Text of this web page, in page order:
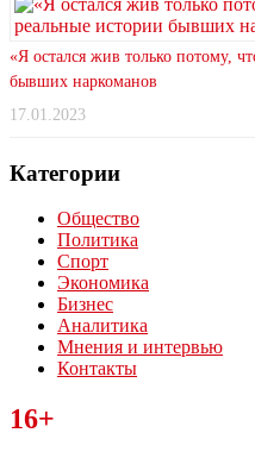
«Я остался жив только потому,
бывших наркоманов
17.01.2023
Категории
Общество
Политика
Спорт
Экономика
Бизнес
Аналитика
Мнения и интервью
Контакты
Читайте последние новости
“ЗаНовомосковск”
16+